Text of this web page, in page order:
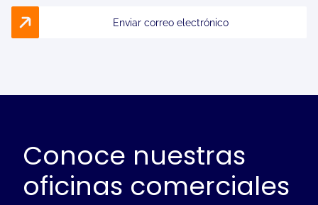
Enviar correo electrónico
Conoce nuestras
oficinas comerciales